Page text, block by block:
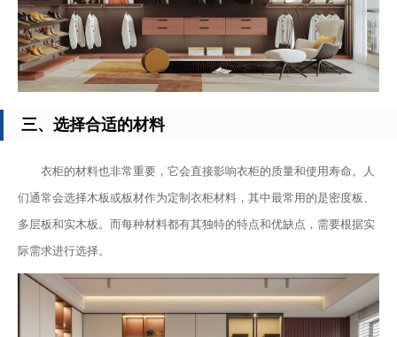
三、选择合适的材料
衣柜的材料也非常重要，它会直接影响衣柜的质量和使用寿命。人
们通常会选择木板或板材作为定制衣柜材料，其中最常用的是密度板、
多层板和实木板。而每种材料都有其独特的特点和优缺点，需要根据实
际需求进行选择。